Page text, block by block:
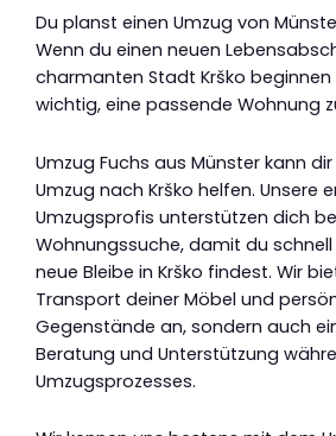
Du planst einen Umzug von
Wenn du einen neuen
charmanten Stadt Krško
wichtig, eine passende Wohnung
Umzug Fuchs aus Münster kann
Umzug nach Krško helfen. Unsere
Umzugsprofis unterstützen dich
Wohnungssuche, damit du
neue Bleibe in Krško findest. Wir
Transport deiner Möbel und
Gegenstände an, sondern auch
Beratung und Unterstützung
Umzugsprozesses.